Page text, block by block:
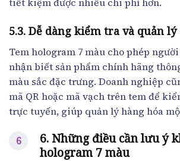
5.3. Dễ dàng kiểm tra và quản lý
Tem hologram 7 màu cho phép
nhận biết sản phẩm chính hãng
màu sắc đặc trưng. Doanh nghiệp
mã QR hoặc mã vạch trên tem để
trực tuyến, giúp quản lý hàng hóa
6. Những điều cần lưu ý
hologram 7 màu